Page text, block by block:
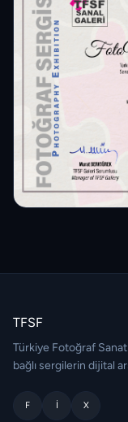
TFSF
Türkiye Fotoğraf
bağlı sergilerin dijital
F I X